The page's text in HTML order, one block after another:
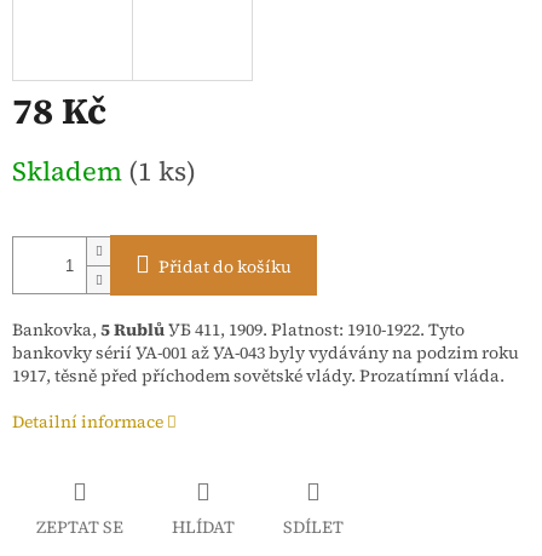
78 Kč
cena:
Skladem (1 ks)
Přidat do košíku
Bankovka, 5 RublůУБ 411, 1909. Platnost: 1910-1922. Tyto
bankovky sérií УА-001 až УА-043 byly vydávány na podzim roku
1917, těsně před příchodem sovětské vlády. Prozatímní vláda.
Detailní informace
ZEPTAT SE HLÍDAT SDÍLET